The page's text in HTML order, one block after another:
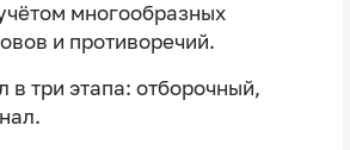
многообразных
и противоречий.
в три этапа: отборочный,